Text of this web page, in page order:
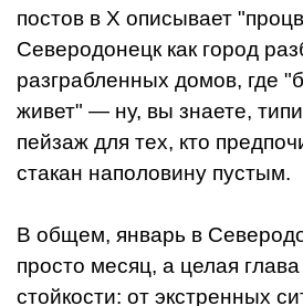
постов в X описывает
Северодонецк как город
разграбленных домов, где
живет" — ну, вы знаете,
пейзаж для тех, кто
стакан наполовину пустым.
В общем, январь в
просто месяц, а целая
стойкости: от экстренных